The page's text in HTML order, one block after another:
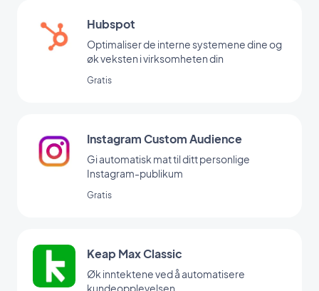
Hubspot
Optimaliser de interne systemene dine og
øk veksten i virksomheten din
Gratis
Instagram Custom Audience
Gi automatisk mat til ditt personlige
Instagram-publikum
Gratis
Keap Max Classic
Øk inntektene ved å automatisere
kundeopplevelsen